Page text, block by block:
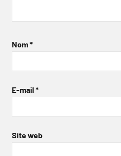
Nom*
E-mail *
Site web